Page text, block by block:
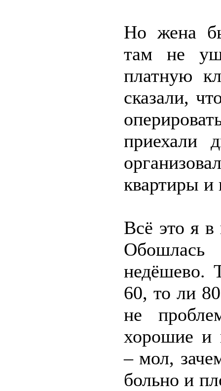
Но жена
там не
платную
сказали,
приехали
квартиры и
Всё это я в
недёшево.
60, то ли
не
хорошие и
– мол,
больно и